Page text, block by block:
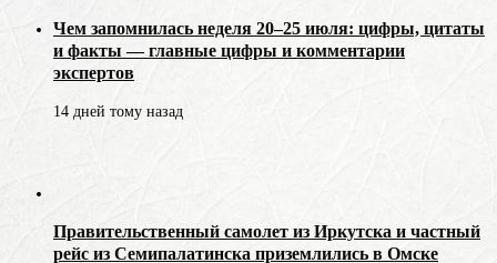
Чем запомнилась неделя 20–25 июля: цифры, цитаты
и факты — главные цифры и комментарии
экспертов
14 дней тому назад
Правительственный самолет из Иркутска и частный
рейс из Семипалатинска приземлились в Омске